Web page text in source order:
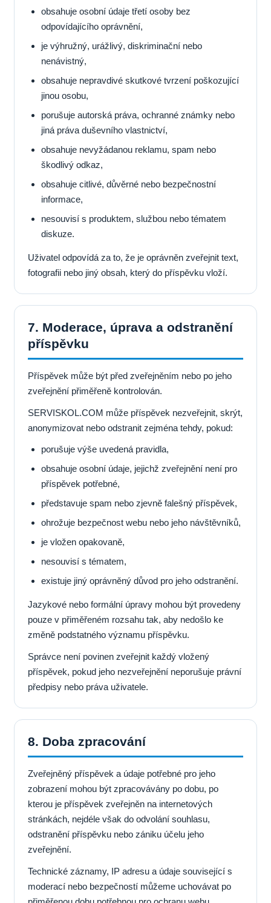
obsahuje osobní údaje třetí osoby bez
odpovídajícího oprávnění,
je výhružný, urážlivý, diskriminační nebo
nenávistný,
obsahuje nepravdivé skutkové tvrzení poškozující
jinou osobu,
porušuje autorská práva, ochranné známky nebo
jiná práva duševního vlastnictví,
obsahuje nevyžádanou reklamu, spam nebo
škodlivý odkaz,
obsahuje citlivé, důvěrné nebo bezpečnostní
informace,
nesouvisí s produktem, službou nebo tématem
diskuze.
Uživatel odpovídá za to, že je oprávněn zveřejnit text,
fotografii nebo jiný obsah, který do příspěvku vloží.
7. Moderace, úprava a odstranění
příspěvku
Příspěvek může být před zveřejněním nebo po jeho
zveřejnění přiměřeně kontrolován.
SERVISKOL.COM může příspěvek nezveřejnit, skrýt,
anonymizovat nebo odstranit zejména tehdy, pokud:
porušuje výše uvedená pravidla,
obsahuje osobní údaje, jejichž zveřejnění není pro
příspěvek potřebné,
představuje spam nebo zjevně falešný příspěvek,
ohrožuje bezpečnost webu nebo jeho návštěvníků,
je vložen opakovaně,
nesouvisí s tématem,
existuje jiný oprávněný důvod pro jeho odstranění.
Jazykové nebo formální úpravy mohou být provedeny
pouze v přiměřeném rozsahu tak, aby nedošlo ke
změně podstatného významu příspěvku.
Správce není povinen zveřejnit každý vložený
příspěvek, pokud jeho nezveřejnění neporušuje právní
předpisy nebo práva uživatele.
8. Doba zpracování
Zveřejněný příspěvek a údaje potřebné pro jeho
zobrazení mohou být zpracovávány po dobu, po
kterou je příspěvek zveřejněn na internetových
stránkách, nejdéle však do odvolání souhlasu,
odstranění příspěvku nebo zániku účelu jeho
zveřejnění.
Technické záznamy, IP adresu a údaje související s
moderací nebo bezpečností můžeme uchovávat po